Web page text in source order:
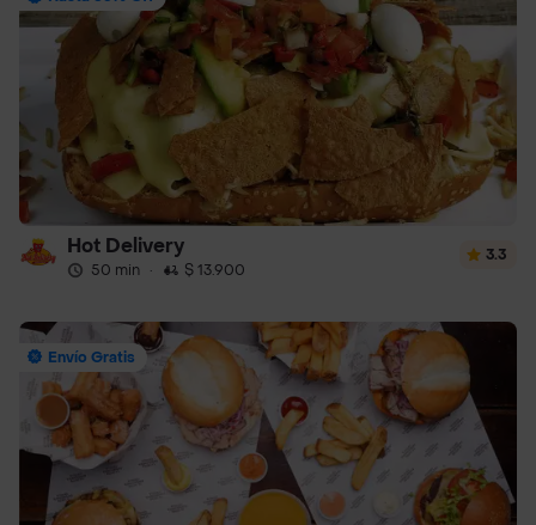
Hot Delivery
50 min · $ 13.900
3.3
Envío Gratis